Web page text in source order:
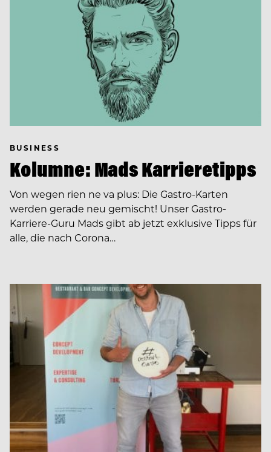
BUSINESS
Kolumne: Mads Karrieretipps
Von wegen rien ne va plus: Die Gastro-Karten
werden gerade neu gemischt! Unser Gastro-
Karriere-Guru Mads gibt ab jetzt exklusive Tipps für
alle, die nach Corona…